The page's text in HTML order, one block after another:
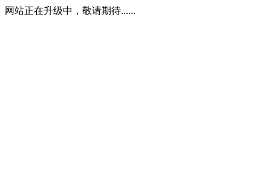
网站正在升级中，敬请期待......